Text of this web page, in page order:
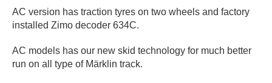
AC version has traction tyres on two wheels and factory
installed Zimo decoder 634C.
AC models has our new skid technology for much better
run on all type of Märklin track.